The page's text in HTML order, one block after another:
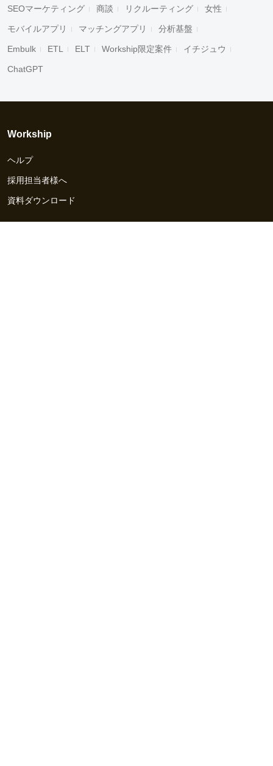
SEOマーケティング 商談 リクルーティング 女性
モバイルアプリ マッチングアプリ 分析基盤
Embulk ETL ELT Workship限定案件 イチジュウ
ChatGPT
Workship
ヘルプ
採用担当者様へ
資料ダウンロード